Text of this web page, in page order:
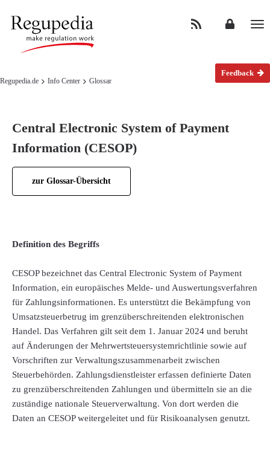
Regupedia.de Info Center Glossar
Feedback
Central Electronic System of Payment
Information (CESOP)
zur Glossar-Übersicht
Definition des Begriffs
CESOP bezeichnet das Central Electronic System of Payment
Information, ein europäisches Melde- und Auswertungsverfahren
für Zahlungsinformationen. Es unterstützt die Bekämpfung von
Umsatzsteuerbetrug im grenzüberschreitenden elektronischen
Handel. Das Verfahren gilt seit dem 1. Januar 2024 und beruht
auf Änderungen der Mehrwertsteuersystemrichtlinie sowie auf
Vorschriften zur Verwaltungszusammenarbeit zwischen
Steuerbehörden. Zahlungsdienstleister erfassen definierte Daten
zu grenzüberschreitenden Zahlungen und übermitteln sie an die
zuständige nationale Steuerverwaltung. Von dort werden die
Daten an CESOP weitergeleitet und für Risikoanalysen genutzt.